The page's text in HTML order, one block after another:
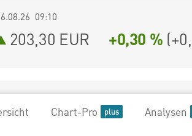
09:10
203,30 EUR +0,30 % (
Chart-Pro Analysen